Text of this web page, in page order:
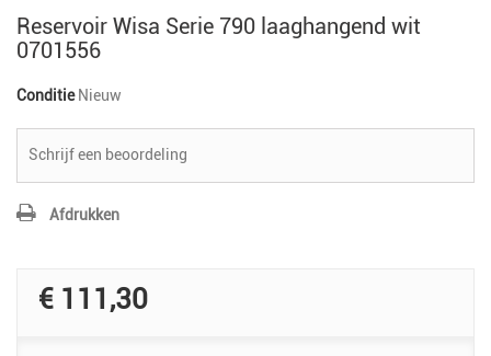
Reservoir Wisa Serie 790 laaghangend wit
0701556
Conditie Nieuw
Schrijf een beoordeling
Afdrukken
€ 111,30